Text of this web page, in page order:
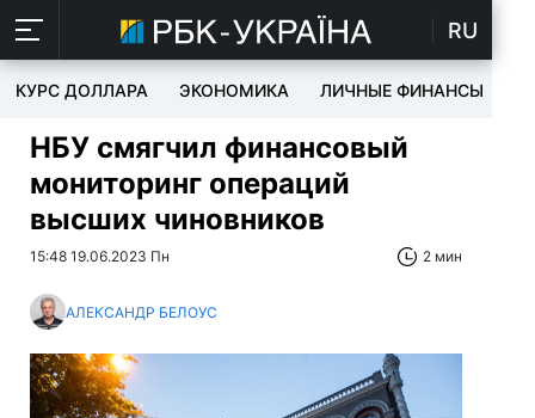
RU
КУРС ДОЛЛАРА ЭКОНОМИКА ЛИЧНЫЕ ФИНАНСЫ
НБУ смягчил финансовый
мониторинг операций
высших чиновников
15:48 19.06.2023 Пн 2 мин
АЛЕКСАНДР БЕЛОУС